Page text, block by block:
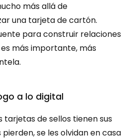
más allá de
una tarjeta de cartón.
para construir relaciones
más importante, más
a lo digital
tarjetas de sellos tienen sus
pierden, se les olvidan en casa